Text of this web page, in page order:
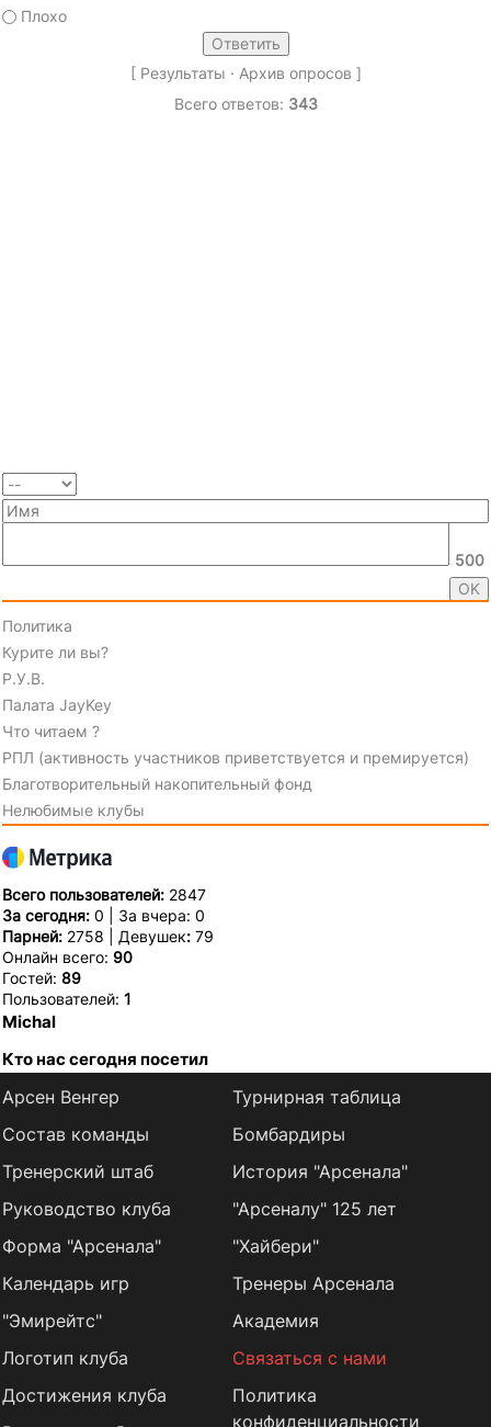
Плохо
[ Результаты · Архив опросов ]
Всего ответов: 343
500
Политика
Курите ли вы?
Р.У.В.
Палата JayKey
Что читаем ?
РПЛ (активность участников приветствуется и премируется)
Благотворительный накопительный фонд
Нелюбимые клубы
Всего пользователей: 2847
За сегодня: 0 | За вчера: 0
Парней: 2758 | Девушек: 79
Онлайн всего: 90
Гостей: 89
Пользователей: 1
Michal
Кто нас сегодня посетил
Арсен Венгер
Состав команды
Тренерский штаб
Руководство клуба
Форма "Арсенала"
Календарь игр
Турнирная таблица
Бомбардиры
История "Арсенала"
"Арсеналу" 125 лет
"Хайбери"
Тренеры Арсенала
"Эмирейтс"
Логотип клуба
Достижения клуба
Академия
Связаться с нами
Политика
конфиденциальности